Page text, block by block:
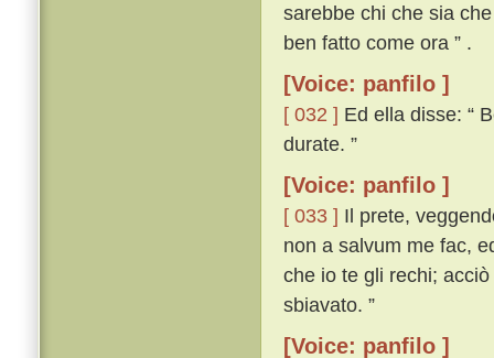
sarebbe chi che sia
ben fatto come ora ” .
[Voice: panfilo ]
[ 032 ] Ed ella disse: “
durate. ”
[Voice: panfilo ]
[ 033 ] Il prete,
non a salvum me fac,
che io te gli rechi;
sbiavato. ”
[Voice: panfilo ]